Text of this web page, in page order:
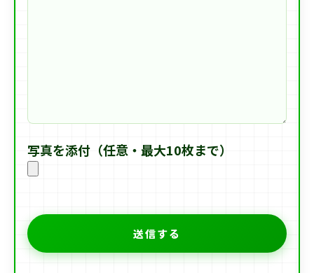
写真を添付（任意・最大10枚まで）